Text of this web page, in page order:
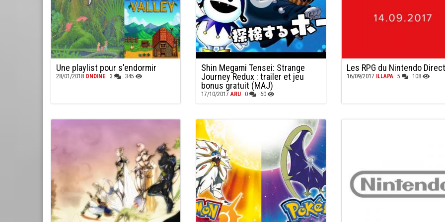
Une playlist pour s'endormir
28/01/2018 ONDINE 3 345
Shin Megami Tensei: Strange
Journey Redux : trailer et jeu
bonus gratuit (MAJ)
17/10/2017ARU 0 60
Les RPG du Nintendo
16/09/2017 ILLAPA 5 108